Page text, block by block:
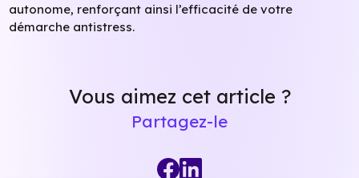
autonome, renforçant ainsi l’efficacité de votre
démarche antistress.
Vous aimez cet article ?
Partagez-le